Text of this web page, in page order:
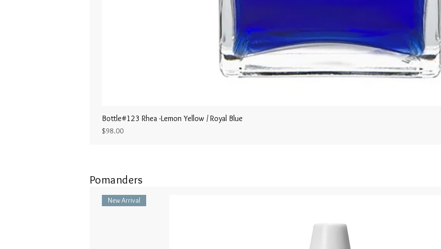
Bottle#123 Rhea -Lemon Yellow / Royal Blue
Price
$98.00
Pomanders
New Arrival